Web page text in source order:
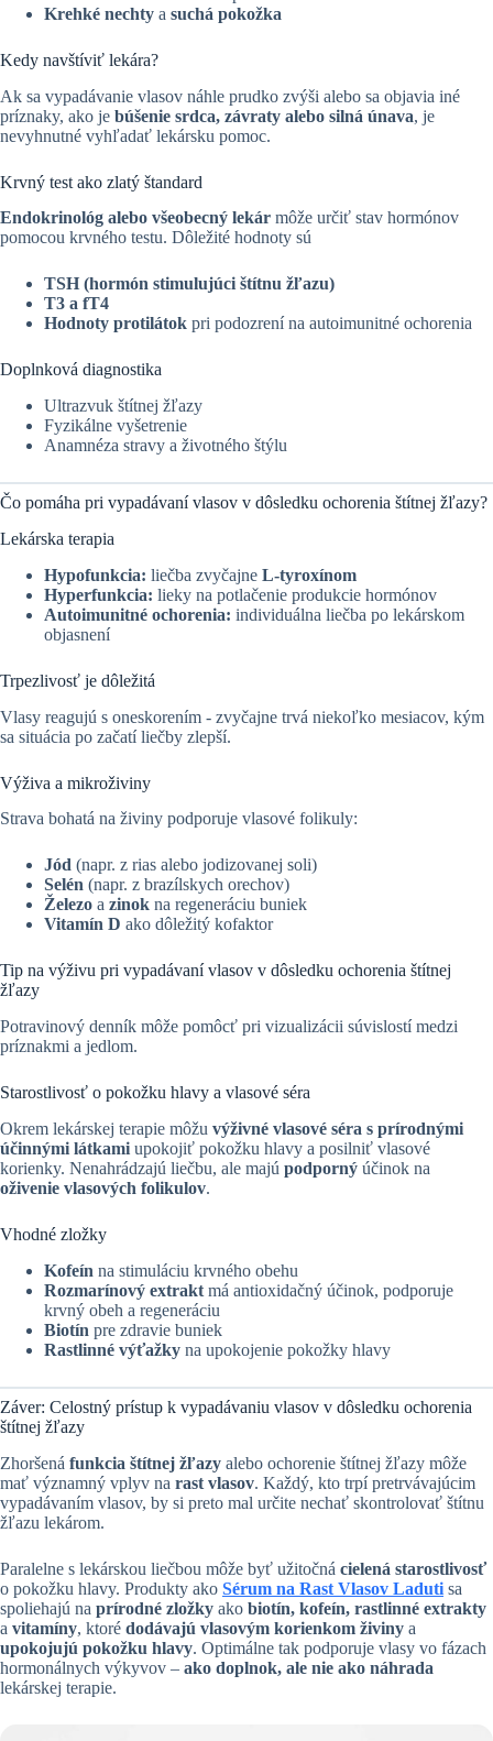
Krehké nechty a suchá pokožka
Kedy navštíviť lekára?
Ak sa vypadávanie vlasov náhle prudko zvýši alebo sa objavia iné
príznaky, ako je búšenie srdca, závraty alebo silná únava, je
nevyhnutné vyhľadať lekársku pomoc.
Krvný test ako zlatý štandard
Endokrinológ alebo všeobecný lekár môže určiť stav hormónov
pomocou krvného testu. Dôležité hodnoty sú
TSH (hormón stimulujúci štítnu žľazu)
T3 a fT4
Hodnoty protilátok pri podozrení na autoimunitné ochorenia
Doplnková diagnostika
Ultrazvuk štítnej žľazy
Fyzikálne vyšetrenie
Anamnéza stravy a životného štýlu
Čo pomáha pri vypadávaní vlasov v dôsledku ochorenia štítnej žľazy?
Lekárska terapia
Hypofunkcia: liečba zvyčajne L-tyroxínom
Hyperfunkcia: lieky na potlačenie produkcie hormónov
Autoimunitné ochorenia: individuálna liečba po lekárskom
objasnení
Trpezlivosť je dôležitá
Vlasy reagujú s oneskorením - zvyčajne trvá niekoľko mesiacov, kým
sa situácia po začatí liečby zlepší.
Výživa a mikroživiny
Strava bohatá na živiny podporuje vlasové folikuly:
Jód (napr. z rias alebo jodizovanej soli)
Selén (napr. z brazílskych orechov)
Železo a zinok na regeneráciu buniek
Vitamín D ako dôležitý kofaktor
Tip na výživu pri vypadávaní vlasov v dôsledku ochorenia štítnej
žľazy
Potravinový denník môže pomôcť pri vizualizácii súvislostí medzi
príznakmi a jedlom.
Starostlivosť o pokožku hlavy a vlasové séra
Okrem lekárskej terapie môžu výživné vlasové séra s prírodnými
účinnými látkami upokojiť pokožku hlavy a posilniť vlasové
korienky. Nenahrádzajú liečbu, ale majú podporný účinok na
oživenie vlasových folikulov.
Vhodné zložky
Kofeín na stimuláciu krvného obehu
Rozmarínový extrakt má antioxidačný účinok, podporuje
krvný obeh a regeneráciu
Biotín pre zdravie buniek
Rastlinné výťažky na upokojenie pokožky hlavy
Záver: Celostný prístup k vypadávaniu vlasov v dôsledku ochorenia
štítnej žľazy
Zhoršená funkcia štítnej žľazy alebo ochorenie štítnej žľazy môže
mať významný vplyv na rast vlasov. Každý, kto trpí pretrvávajúcim
vypadávaním vlasov, by si preto mal určite nechať skontrolovať štítnu
žľazu lekárom.
Paralelne s lekárskou liečbou môže byť užitočná cielená starostlivosť
o pokožku hlavy. Produkty ako Sérum na Rast Vlasov Laduti sa
spoliehajú na prírodné zložky ako biotín, kofeín, rastlinné extrakty
a vitamíny, ktoré dodávajú vlasovým korienkom živiny a
upokojujú pokožku hlavy. Optimálne tak podporuje vlasy vo fázach
hormonálnych výkyvov – ako doplnok, ale nie ako náhrada
lekárskej terapie.